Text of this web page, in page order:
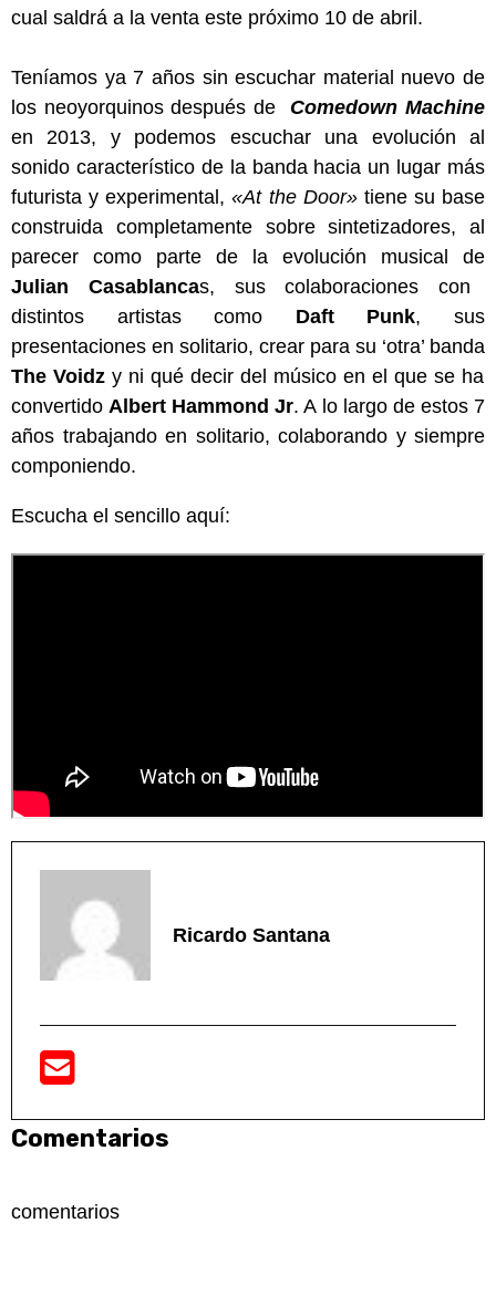
cual saldrá a la venta este próximo 10 de abril.
Teníamos ya 7 años sin escuchar material nuevo de
los neoyorquinos después de Comedown Machine
en 2013, y podemos escuchar una evolución al
sonido característico de la banda hacia un lugar más
futurista y experimental, «At the Door»tiene su base
construida completamente sobre sintetizadores, al
parecer como parte de la evolución musical de
Julian Casablancas, sus colaboraciones con
distintos artistas como Daft Punk, sus
presentaciones en solitario, crear para su ‘otra’ banda
The Voidz y ni qué decir del músico en el que se ha
convertidoAlbert Hammond Jr. A lo largo de estos 7
años trabajando en solitario, colaborando y siempre
componiendo.
Escucha el sencillo aquí:
Ricardo Santana
Comentarios
comentarios